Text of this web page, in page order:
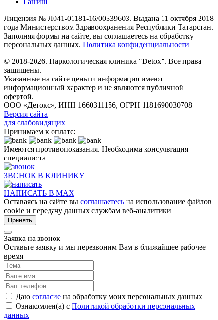
Гашиш
Лицензия № Л041-01181-16/00339603. Выдана 11 октября 2018
года Министерством Здравоохранения Республики Татарстан.
Заполняя формы на сайте, вы соглашаетесь на обработку
персональных данных. Политика конфиденциальности
© 2018-2026. Наркологическая клиника “Detox”. Все права
защищены.
Указанные на сайте цены и информация имеют
информационный характер и не являются публичной
офертой.
ООО «Детокс», ИНН 1660311156, ОГРН 1181690030708
Версия сайта
для слабовидящих
Принимаем к оплате:
Имеются противопоказания. Необходима консультация
специалиста.
ЗВОНОК В КЛИНИКУ
НАПИСАТЬ В MAX
Оставаясь на сайте вы соглашаетесь на использование файлов
cookie и передачу данных службам веб-аналитики
Принять
Заявка на звонок
Оставьте заявку и мы перезвоним Вам в ближайшее рабочее
время
Даю согласие на обработку моих персональных данных
Ознакомлен(а) с Политикой обработки персональных
данных